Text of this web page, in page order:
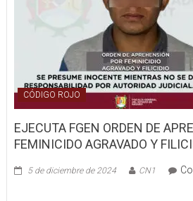
CÓDIGO ROJO
EJECUTA FGEN ORDEN DE
FEMINICIDO AGRAVADO Y
5 de diciembre de 2024 CN1